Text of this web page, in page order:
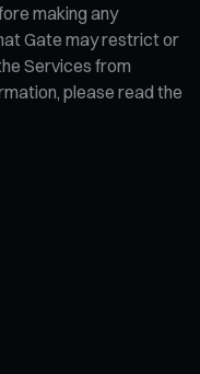
making any
Gate may restrict or
Services from
please read the